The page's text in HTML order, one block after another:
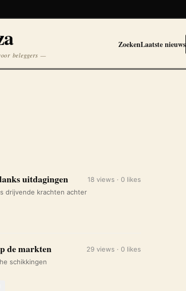
beleggers —
ZoekenLaatste nieuws
uitdagingen
drijvende krachten achter
18 views · 0 likes
de markten
schikkingen
29 views · 0 likes